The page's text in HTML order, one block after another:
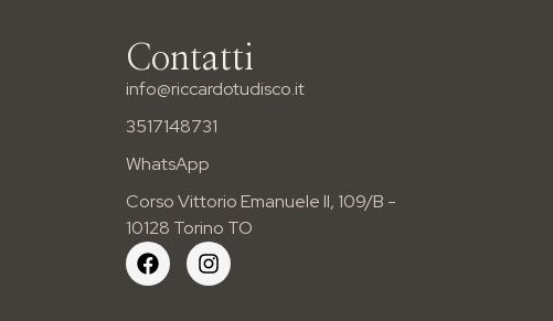
Contatti
info@riccardotudisco.it
3517148731
WhatsApp
Corso Vittorio Emanuele II, 109/B -
10128 Torino TO